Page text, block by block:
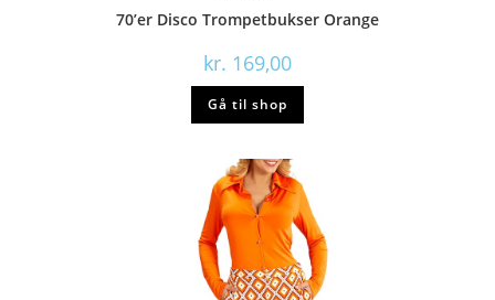
70’er Disco Trompetbukser Orange
kr. 169,00
Gå til shop